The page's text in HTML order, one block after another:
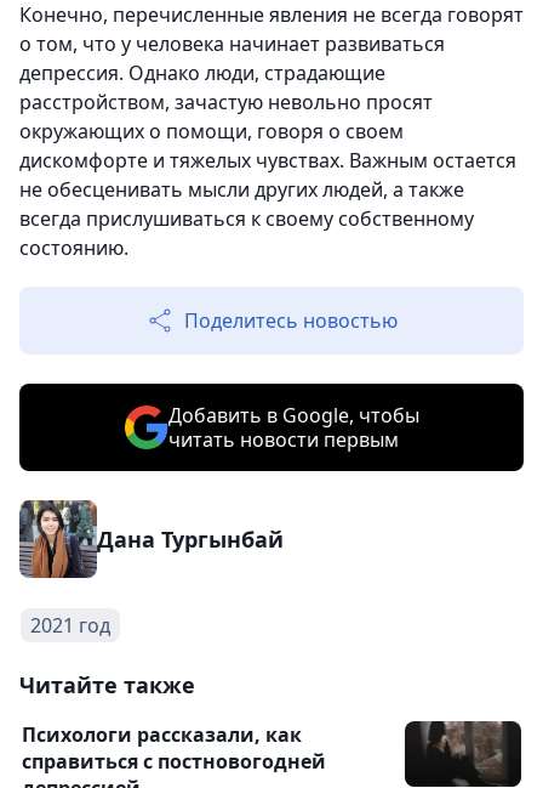
Конечно, перечисленные явления не всегда говорят
о том, что у человека начинает развиваться
депрессия. Однако люди, страдающие
расстройством, зачастую невольно просят
окружающих о помощи, говоря о своем
дискомфорте и тяжелых чувствах. Важным остается
не обесценивать мысли других людей, а также
всегда прислушиваться к своему собственному
состоянию.
Поделитесь новостью
Добавить в Google, чтобы
читать новости первым
Дана Тургынбай
2021 год
Читайте также
Психологи рассказали, как
справиться с постновогодней